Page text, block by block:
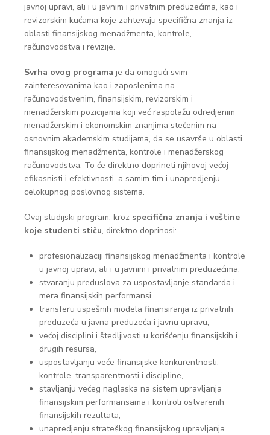
javnoj upravi, ali i u javnim i privatnim preduzećima, kao i
revizorskim kućama koje zahtevaju specifična znanja iz
oblasti finansijskog menadžmenta, kontrole,
računovodstva i revizije.
Svrha ovog programa je da omogući svim
zainteresovanima kao i zaposlenima na
računovodstvenim, finansijskim, revizorskim i
menadžerskim pozicijama koji već raspolažu odredjenim
menadžerskim i ekonomskim znanjima stečenim na
osnovnim akademskim studijama, da se usavrše u oblasti
finansijskog menadžmenta, kontrole i menadžerskog
računovodstva. To će direktno doprineti njihovoj većoj
efikasnisti i efektivnosti, a samim tim i unapredjenju
celokupnog poslovnog sistema.
Ovaj studijski program, kroz specifična znanja i veštine
koje studenti stiču, direktno doprinosi:
profesionalizaciji finansijskog menadžmenta i kontrole
u javnoj upravi, ali i u javnim i privatnim preduzećima,
stvaranju preduslova za uspostavljanje standarda i
mera finansijskih performansi,
transferu uspešnih modela finansiranja iz privatnih
preduzeća u javna preduzeća i javnu upravu,
većoj disciplini i štedljivosti u korišćenju finansijskih i
drugih resursa,
uspostavljanju veće finansijske konkurentnosti,
kontrole, transparentnosti i discipline,
stavljanju većeg naglaska na sistem upravljanja
finansijskim performansama i kontroli ostvarenih
finansijskih rezultata,
unapredjenju strateškog finansijskog upravljanja